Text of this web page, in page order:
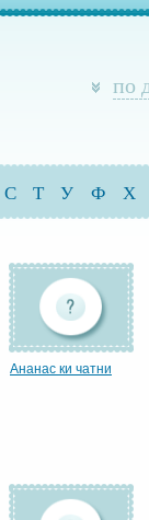
по
С Т У Ф Х
Ананас ки чатни